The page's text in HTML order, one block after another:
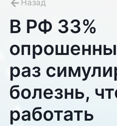
В РФ 33%
раз
болезнь,
работать